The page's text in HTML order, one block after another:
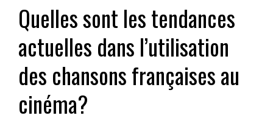
Quelles sont les tendances
actuelles dans l’utilisation
des chansons françaises au
cinéma?